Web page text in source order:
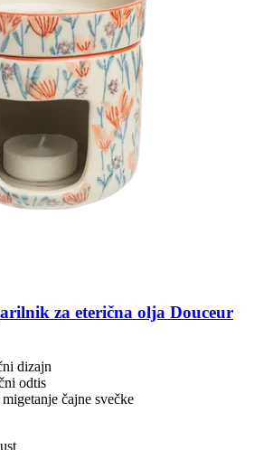
za eterična olja Douceur
dizajn
odtis
čajne svečke